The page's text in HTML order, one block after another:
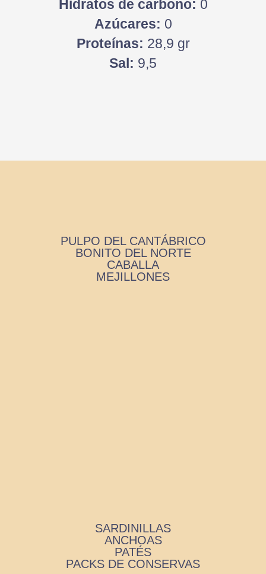
Hidratos de carbono: 0
Azúcares: 0
Proteínas: 28,9 gr
Sal: 9,5
PULPO DEL CANTÁBRICO
BONITO DEL NORTE
CABALLA
MEJILLONES
SARDINILLAS
ANCHOAS
PATÉS
PACKS DE CONSERVAS